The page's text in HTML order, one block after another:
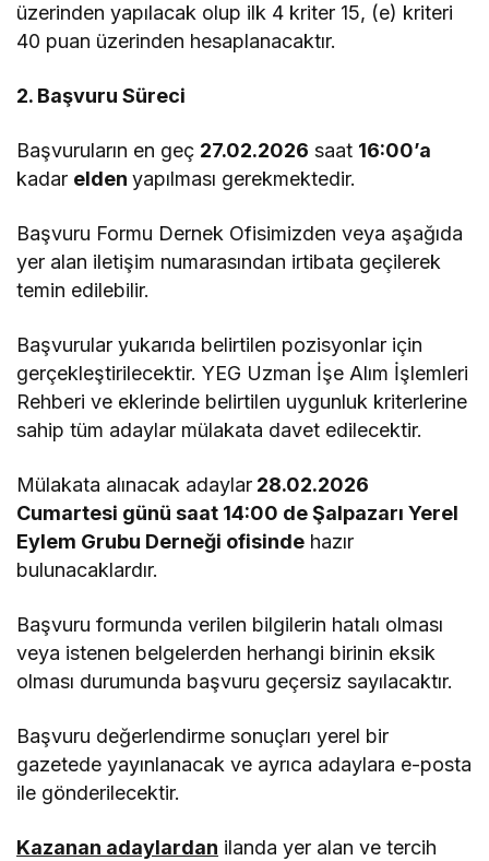
üzerinden yapılacak olup ilk 4 kriter 15, (e) kriteri
40 puan üzerinden hesaplanacaktır.
2. Başvuru Süreci
Başvuruların en geç 27.02.2026 saat 16:00’a
kadar eldenyapılması gerekmektedir.
Başvuru Formu Dernek Ofisimizden veya aşağıda
yer alan iletişim numarasından irtibata geçilerek
temin edilebilir.
Başvurular yukarıda belirtilen pozisyonlar için
gerçekleştirilecektir. YEG Uzman İşe Alım İşlemleri
Rehberi ve eklerinde belirtilen uygunluk kriterlerine
sahip tüm adaylar mülakata davet edilecektir.
Mülakata alınacak adaylar 28.02.2026
Cumartesi günü saat 14:00 de Şalpazarı Yerel
Eylem Grubu Derneği ofisinde hazır
bulunacaklardır.
Başvuru formunda verilen bilgilerin hatalı olması
veya istenen belgelerden herhangi birinin eksik
olması durumunda başvuru geçersiz sayılacaktır.
Başvuru değerlendirme sonuçları yerel bir
gazetede yayınlanacak ve ayrıca adaylara e-posta
ile gönderilecektir.
Kazanan adaylardan ilanda yer alan ve tercih